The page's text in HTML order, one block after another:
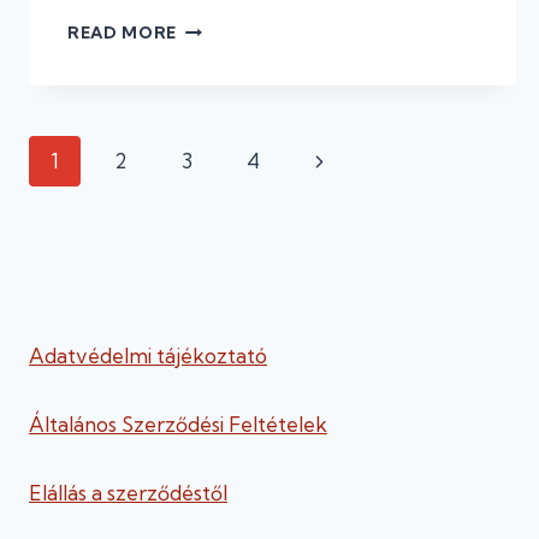
READ MORE APUKÁK,
AZ
Page
1 2 3 4
Next
Adatvédelmi tájékoztató
Általános Szerződési Feltételek
Elállás a szerződéstől